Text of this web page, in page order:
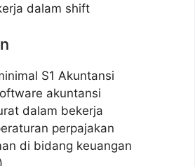
dalam shift
S1 Akuntansi
akuntansi
dalam bekerja
perpajakan
di bidang keuangan